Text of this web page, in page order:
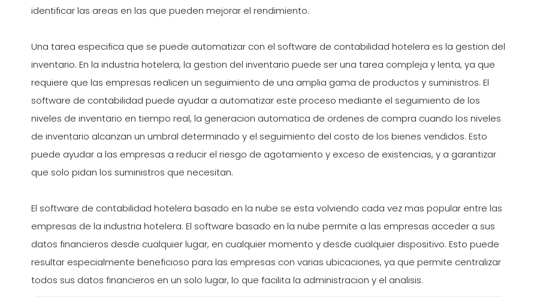
identificar las areas en las que pueden mejorar el rendimiento.
Una tarea especifica que se puede automatizar con el software de contabilidad hotelera es la gestion del
inventario. En la industria hotelera, la gestion del inventario puede ser una tarea compleja y lenta, ya que
requiere que las empresas realicen un seguimiento de una amplia gama de productos y suministros. El
software de contabilidad puede ayudar a automatizar este proceso mediante el seguimiento de los
niveles de inventario en tiempo real, la generacion automatica de ordenes de compra cuando los niveles
de inventario alcanzan un umbral determinado y el seguimiento del costo de los bienes vendidos. Esto
puede ayudar a las empresas a reducir el riesgo de agotamiento y exceso de existencias, y a garantizar
que solo pidan los suministros que necesitan.
El software de contabilidad hotelera basado en la nube se esta volviendo cada vez mas popular entre las
empresas de la industria hotelera. El software basado en la nube permite a las empresas acceder a sus
datos financieros desde cualquier lugar, en cualquier momento y desde cualquier dispositivo. Esto puede
resultar especialmente beneficioso para las empresas con varias ubicaciones, ya que permite centralizar
todos sus datos financieros en un solo lugar, lo que facilita la administracion y el analisis.